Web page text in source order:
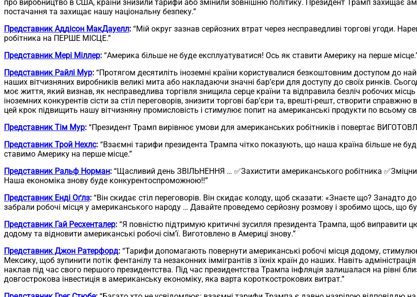
про виробництво в США, країни знизили тарифи або змінили зовнішню політику. Президент Трамп захищає
постачання та захищає нашу національну безпеку.”
Представник Аддісон МакДауелл: “Мій округ зазнав серйозних втрат через несправедливі торгові угоди.
робітника на ПЕРШЕ МІСЦЕ.”
Представник Мері Міллер: “Америка більше не буде експлуатуватися! Ось як ставити Америку на перше
Представник Райлі Мур: “Протягом десятиліть іноземні країни користувалися безкоштовним доступом до
наших вітчизняних виробників великі мита або накладаючи значні бар’єри для доступу до своїх ринків.
моє життя, який визнав, як несправедлива торгівля знищила серце країни та відправила безліч робочих
іноземних конкурентів сісти за стіл переговорів, знизити торгові бар’єри та, врешті-решт, створити
цей крок підвищить нашу вітчизняну промисловість і стимулює попит на американські продукти по всьому
Представник Тім Мур: “Президент Трамп вирівнює умови для американських робітників і повертає
Представник Трой Нехлс: “Взаємні тарифи президента Трампа чітко показують, що наша країна більше не
ставимо Америку на перше місце.”
Представник Ральф Норман: “Щасливий день ЗВІЛЬНЕННЯ … ✅Захистити американського робітника
Наша економіка знову буде конкурентоспроможною!!”
Представник Енді Оґлз: “Він скидає стіл переговорів. Він скидає колоду, щоб сказати: «Знаєте що?
забрали робочі місця у американського народу … Давайте проведемо серйозну розмову і зробимо щось, що
Представник Гай Ресхенталер: “Я повністю підтримую критичні зусилля президента Трампа, щоб виправити
додому та відновити американські робочі сім’ї. Виготовлено в Америці знову.”
Представник Джон Ратерфорд: “Тарифи допомагають повернути американські робочі місця додому,
Мексику, щоб зупинити потік фентанілу та незаконних іммігрантів з їхніх країн до наших. Навіть
наклав під час свого першого президентства. Під час президентства Трампа інфляція залишалася на рівні
довгострокова інвестиція в американську економіку, яка варта короткострокових витрат.”